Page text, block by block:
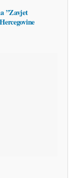
”Zavjet